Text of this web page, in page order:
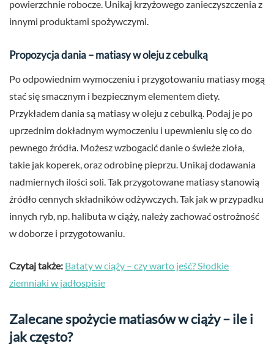
powierzchnie robocze. Unikaj krzyżowego zanieczyszczenia z
innymi produktami spożywczymi.
Propozycja dania – matiasy w oleju z cebulką
Po odpowiednim wymoczeniu i przygotowaniu matiasy mogą
stać się smacznym i bezpiecznym elementem diety.
Przykładem dania są matiasy w oleju z cebulką. Podaj je po
uprzednim dokładnym wymoczeniu i upewnieniu się co do
pewnego źródła. Możesz wzbogacić danie o świeże zioła,
takie jak koperek, oraz odrobinę pieprzu. Unikaj dodawania
nadmiernych ilości soli. Tak przygotowane matiasy stanowią
źródło cennych składników odżywczych. Tak jak w przypadku
innych ryb, np. halibuta w ciąży, należy zachować ostrożność
w doborze i przygotowaniu.
Czytaj także: Bataty w ciąży – czy warto jeść? Słodkie
ziemniaki w jadłospisie
Zalecane spożycie matiasów w ciąży – ile i
jak często?